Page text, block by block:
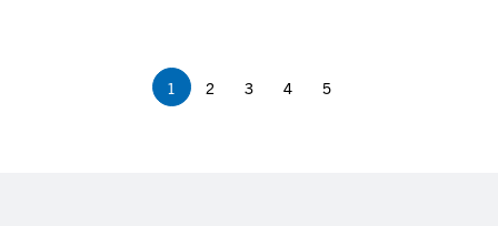
Page
courante
1 Page
2 Page
3 Page
4 Page
5